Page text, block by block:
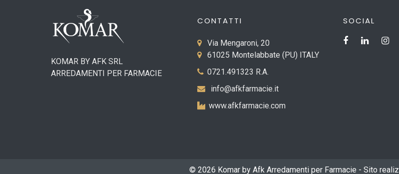
KOMAR BY AFK SRL
ARREDAMENTI PER FARMACIE
CONTATTI
Via Mengaroni, 20
61025 Montelabbate (PU) ITALY
0721.491323 R.A.
info@afkfarmacie.it
www.afkfarmacie.com
SOCIAL
© 2026 Komar by Afk Arredamenti per Farmacie - Sito